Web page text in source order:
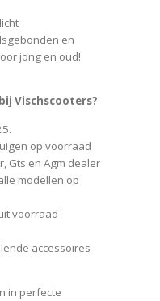
en
jong en oud!
Vischscooters?
op voorraad
Gts en Agm dealer
modellen op
voorraad
accessoires
in perfecte